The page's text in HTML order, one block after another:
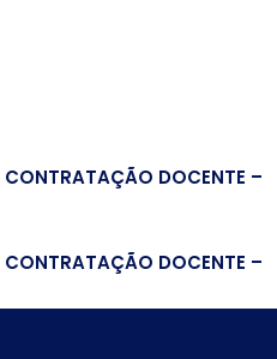
CONTRATAÇÃO DOCENTE –
CONTRATAÇÃO DOCENTE –